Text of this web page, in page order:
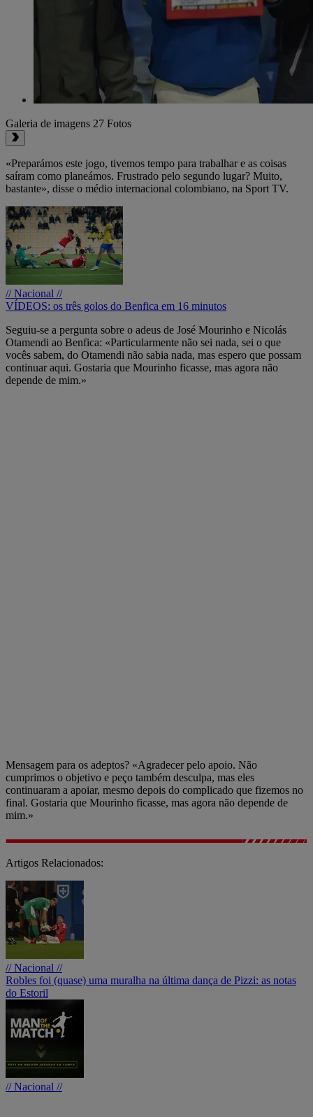
Galeria de imagens 27 Fotos
«Preparámos este jogo, tivemos tempo para trabalhar e as coisas
saíram como planeámos. Frustrado pelo segundo lugar? Muito,
bastante», disse o médio internacional colombiano, na Sport TV.
// Nacional //
VÍDEOS: os três golos do Benfica em 16 minutos
Seguiu-se a pergunta sobre o adeus de José Mourinho e Nicolás
Otamendi ao Benfica: «Particularmente não sei nada, sei o que
vocês sabem, do Otamendi não sabia nada, mas espero que possam
continuar aqui. Gostaria que Mourinho ficasse, mas agora não
depende de mim.»
Mensagem para os adeptos? «Agradecer pelo apoio. Não
cumprimos o objetivo e peço também desculpa, mas eles
continuaram a apoiar, mesmo depois do complicado que fizemos no
final. Gostaria que Mourinho ficasse, mas agora não depende de
mim.»
Artigos Relacionados:
// Nacional //
Robles foi (quase) uma muralha na última dança de Pizzi: as notas
do Estoril
// Nacional //